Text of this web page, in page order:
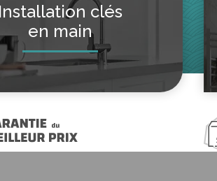
Installation clés
en main